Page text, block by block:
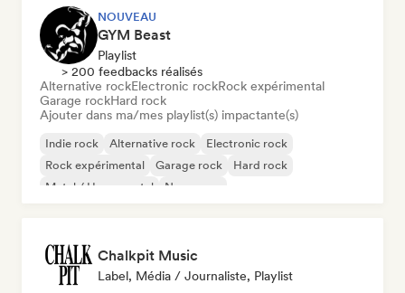
NOUVEAU
GYM Beast
Playlist
> 200 feedbacks réalisés
Alternative rockElectronic rockRock expérimental
Garage rockHard rock
Ajouter dans ma/mes playlist(s) impactante(s)
Indie rock Alternative rock
Electronic rock
Rock expérimental
Garage rock
Hard rock
Metal / Heavy metal
New wave
Chalkpit Music
Label, Média / Journaliste, Playlist